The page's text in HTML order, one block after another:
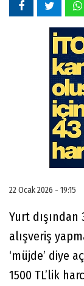
22 Ocak 2026 - 19:15
Yurt
alışveriş
‘müjde’ diye
1500 TL’lik